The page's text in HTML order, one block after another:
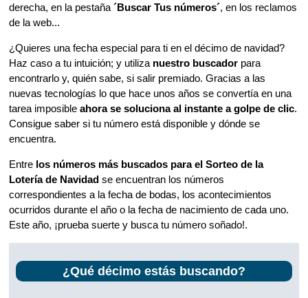
derecha, en la pestaña´Buscar Tus números´, en los reclamos
de la web...
¿Quieres una fecha especial para ti en el décimo de navidad?
Haz caso a tu intuición; y utiliza nuestro buscador para
encontrarlo y, quién sabe, si salir premiado. Gracias a las
nuevas tecnologías lo que hace unos años se convertía en una
tarea imposibleahora se soluciona al instante a golpe de clic.
Consigue saber si tu número está disponible y dónde se
encuentra.
Entre los números más buscados para el Sorteo de la
Lotería de Navidad se encuentran los números
correspondientes a la fecha de bodas, los acontecimientos
ocurridos durante el año o la fecha de nacimiento de cada uno.
Este año, ¡prueba suerte y busca tu número soñado!.
¿Qué décimo estás buscando?